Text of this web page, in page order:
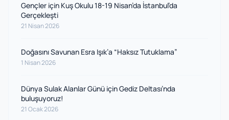
Gençler için Kuş Okulu 18-19 Nisan’da İstanbul’da
Gerçekleşti
21 Nisan 2026
Doğasını Savunan Esra Işık’a “Haksız Tutuklama”
1 Nisan 2026
Dünya Sulak Alanlar Günü için Gediz Deltası’nda
buluşuyoruz!
21 Ocak 2026